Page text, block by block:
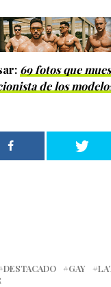
69 fotos que
de los
DESTACADO GAY